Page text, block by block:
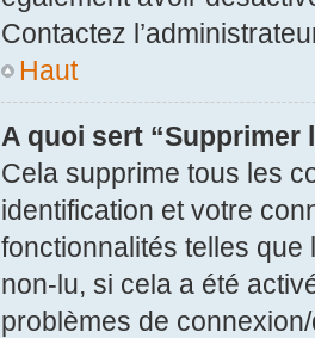
Contactez
Haut
A quoi sert “Supprimer
Cela supprime tous les
identification et votre
fonctionnalités telles que
non-lu, si cela a été
problèmes de